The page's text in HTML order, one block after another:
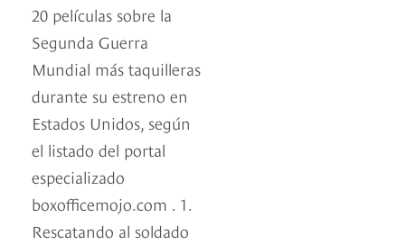
20 películas sobre la
Segunda Guerra
Mundial más taquilleras
durante su estreno en
Estados Unidos, según
el listado del portal
especializado
boxofficemojo.com . 1.
Rescatando al soldado